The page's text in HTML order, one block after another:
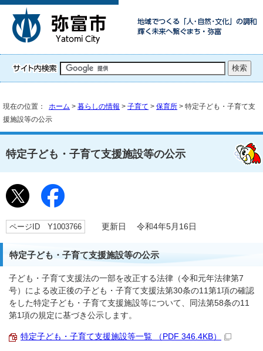
現在の位置： ホーム > 暮らしの情報 > 子育て > 保育所 > 特定子ども・子育て支
援施設等の公示
特定子ども・子育て支援施設等の公示
ページID Y1003766 更新日 令和4年5月16日
特定子ども・子育て支援施設等の公示
子ども・子育て支援法の一部を改正する法律（令和元年法律第7
号）による改正後の子ども・子育て支援法第30条の11第1項の確認
をした特定子ども・子育て支援施設等について、同法第58条の11
第1項の規定に基づき公示します。
特定子ども・子育て支援施設等一覧 （PDF 346.4KB）